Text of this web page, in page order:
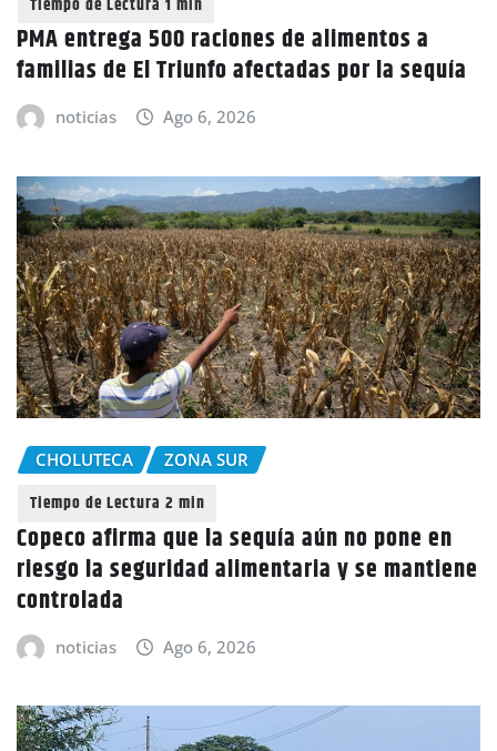
PMA entrega 500 raciones de alimentos a
familias de El Triunfo afectadas por la sequía
noticias Ago 6, 2026
CHOLUTECA ZONA SUR
Copeco afirma que la sequía aún no pone en
riesgo la seguridad alimentaria y se mantiene
controlada
noticias Ago 6, 2026